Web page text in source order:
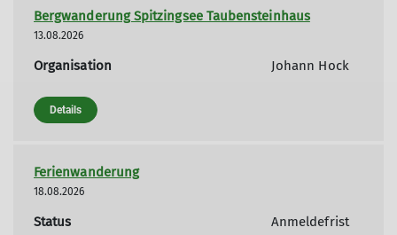
Bergwanderung Spitzingsee Taubensteinhaus
13.08.2026
Organisation Johann Hock
Details
Ferienwanderung
18.08.2026
Status
Anmeldefrist